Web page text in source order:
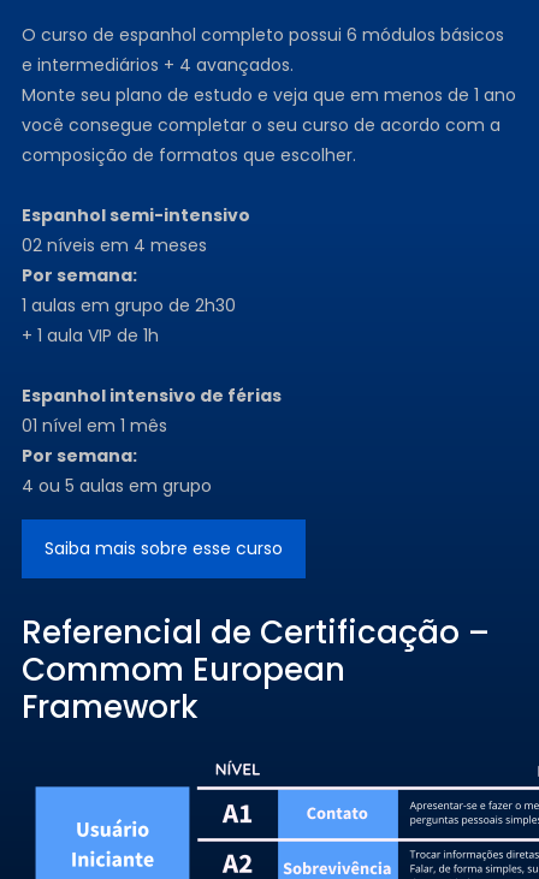
O curso de espanhol completo possui 6 módulos básicos
e intermediários + 4 avançados.
Monte seu plano de estudo e veja que em menos de 1 ano
você consegue completar o seu curso de acordo com a
composição de formatos que escolher.
Espanhol semi-intensivo
02 níveis em 4 meses
Por semana:
1 aulas em grupo de 2h30
+ 1 aula VIP de 1h
Espanhol intensivo de férias
01 nível em 1 mês
Por semana:
4 ou 5 aulas em grupo
Saiba mais sobre esse curso
Referencial de Certificação –
Commom European
Framework